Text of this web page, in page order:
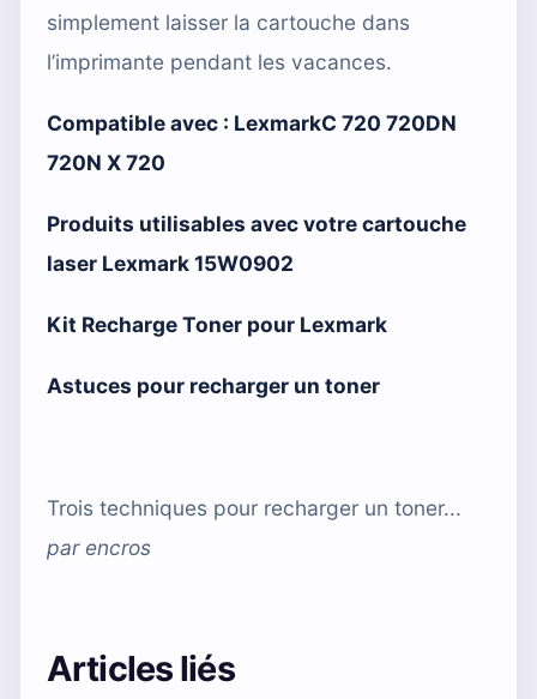
simplement laisser la cartouche dans
l’imprimante pendant les vacances.
Compatible avec : LexmarkC 720 720DN
720N X 720
Produits utilisables avec votre cartouche
laser Lexmark 15W0902
Kit Recharge Toner pour Lexmark
Astuces pour recharger un toner
Trois techniques pour recharger un toner...
parencros
Articles liés